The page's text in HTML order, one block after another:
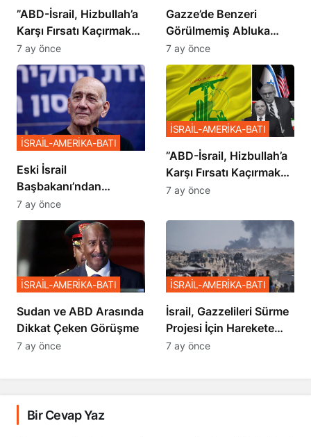
​​​​​​​”ABD-İsrail, Hizbullah’a
Karşı Fırsatı Kaçırmak
İstemiyor”
7 ay önce
​​​​​​​Gazze’de Benzeri
Görülmemiş Abluka
Planı
7 ay önce
Eski İsrail
Başbakanı’ndan
Netanyahu’ya Ağır
Sözler
İSRAİL-AMERİKA-BATI
7 ay önce
​​​​​​​”ABD-İsrail, Hizbullah’a
Karşı Fırsatı Kaçırmak
İstemiyor”
İSRAİL-AMERİKA-BATI
7 ay önce
Sudan ve ABD Arasında
Dikkat Çeken Görüşme
İSRAİL-AMERİKA-BATI
7 ay önce
İsrail, Gazzelileri Sürme
Projesi İçin Harekete
Geçti
İSRAİL-AMERİKA-BATI
7 ay önce
Bir Cevap Yaz